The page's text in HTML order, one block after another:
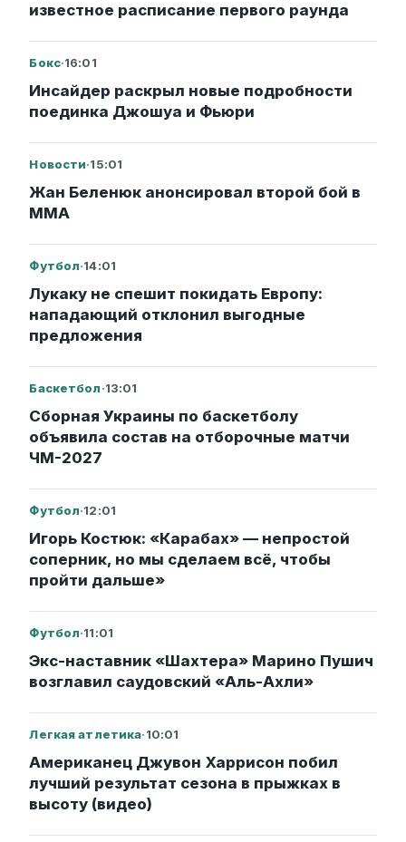
известное расписание первого раунда
Бокс·16:01
Инсайдер раскрыл новые подробности
поединка Джошуа и Фьюри
Новости·15:01
Жан Беленюк анонсировал второй бой в
ММА
Футбол·14:01
Лукаку не спешит покидать Европу:
нападающий отклонил выгодные
предложения
Баскетбол·13:01
Сборная Украины по баскетболу
объявила состав на отборочные матчи
ЧМ-2027
Футбол·12:01
Игорь Костюк: «Карабах» — непростой
соперник, но мы сделаем всё, чтобы
пройти дальше»
Футбол·11:01
Экс-наставник «Шахтера» Марино Пушич
возглавил саудовский «Аль-Ахли»
Легкая атлетика·10:01
Американец Джувон Харрисон побил
лучший результат сезона в прыжках в
высоту (видео)